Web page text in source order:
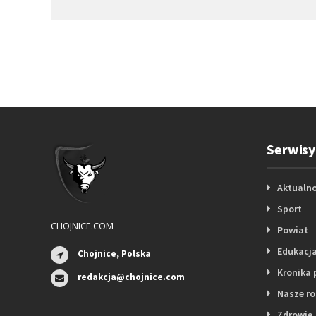
CHOJNICE.COM
Chojnice, Polska
redakcja@chojnice.com
Serwisy
Sport
Powiat
Kronika
Nasze